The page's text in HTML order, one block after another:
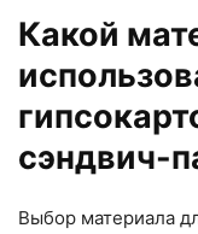
Какой
сэндвич-
Выбор материала